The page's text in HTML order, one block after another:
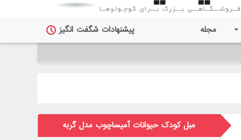
پیشنهادات شگفت انگیز مجله
مبل کودک حیوانات آمیساچوب مدل گربه